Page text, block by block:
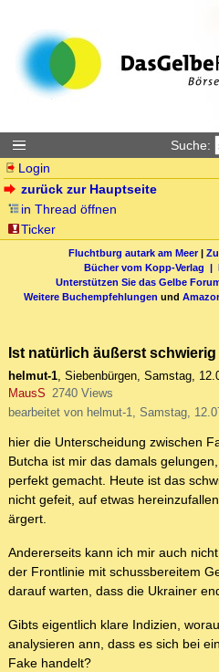
Suche:
Login
zurück zur Hauptseite
in Thread öffnen
Ticker
Fluchtburg autark am Meer|
Bücher vom Kopp-Verlag |
Unterstützen Sie das Gelbe
Weitere Buchempfehlungen und
Ist natürlich äußerst schwierig
helmut-1, Siebenbürgen, Samstag,
MausS 2740 Views
bearbeitet von helmut-1, Samstag,
hier die Unterscheidung zwischen
Butcha ist mir das damals
perfekt gemacht. Heute ist das
nicht gefeit, auf etwas
ärgert.
Andererseits kann ich mir auch
der Frontlinie mit schussbereitem
darauf warten, dass die Ukrainer
Gibts eigentlich klare Indizien,
analysieren ann, dass es sich bei
Fake handelt?